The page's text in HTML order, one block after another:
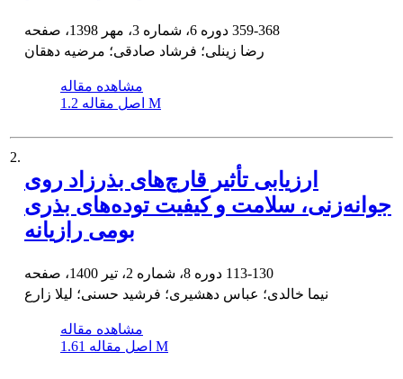
359-368
رضا زینلی؛ فرشاد صادقی؛ مرضیه دهقان
مشاهده مقاله
اصل مقاله 1.2 M
2.
ارزیابی تأثیر قارچ‌های بذرزاد روی
جوانه‌زنی، سلامت و کیفیت توده‌های بذری
بومی رازیانه
113-130
نیما خالدی؛ عباس دهشیری؛ فرشید حسنی؛ لیلا زارع
مشاهده مقاله
اصل مقاله 1.61 M